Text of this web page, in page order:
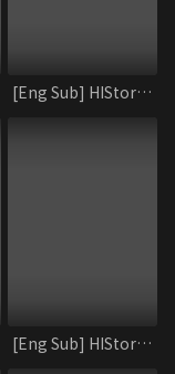
[Eng Sub] HIStory1_MY HERO
[Eng Sub] HIStory1_Obsession